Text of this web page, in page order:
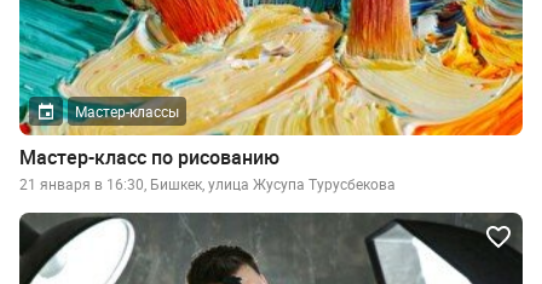
Мастер-классы
Мастер-класс по рисованию
21 января в 16:30, Бишкек, улица Жусупа Турусбекова